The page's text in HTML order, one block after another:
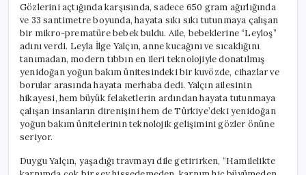
Gözlerini açtığında karşısında, sadece 650 gram ağırlığında
ve 33 santimetre boyunda, hayata sıkı sıkı tutunmaya çalışan
bir mikro-prematüre bebek buldu. Aile, bebeklerine “Leyloş”
adını verdi. Leyla İlge Yalçın, anne kucağını ve sıcaklığını
tanımadan, modern tıbbın en ileri teknolojiyle donatılmış
yenidoğan yoğun bakım ünitesindeki bir kuvözde, cihazlar ve
borular arasında hayata merhaba dedi. Yalçın ailesinin
hikayesi, hem büyük felaketlerin ardından hayata tutunmaya
çalışan insanların direnişini hem de Türkiye’deki yenidoğan
yoğun bakım ünitelerinin teknolojik gelişimini gözler önüne
seriyor.
Duygu Yalçın, yaşadığı travmayı dile getirirken, “Hamilelikte